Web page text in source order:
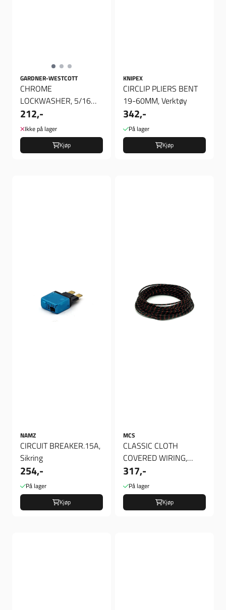
GARDNER-WESTCOTT
CHROME
LOCKWASHER, 5/16
INCH 5pk, Spreng skiver
212,-
Ikke på lager
Kjøp
KNIPEX
CIRCLIP PLIERS BENT
19-60MM, Verktøy
342,-
På lager
Kjøp
NAMZ
CIRCUIT BREAKER.15A,
Sikring
254,-
På lager
Kjøp
MCS
CLASSIC CLOTH
COVERED WIRING,
25FT. ROLL.
BLACK/RED, ledning
317,-
På lager
Kjøp